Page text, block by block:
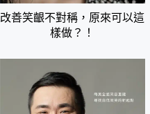
改善笑齦不對稱，原來可以這
樣做？！